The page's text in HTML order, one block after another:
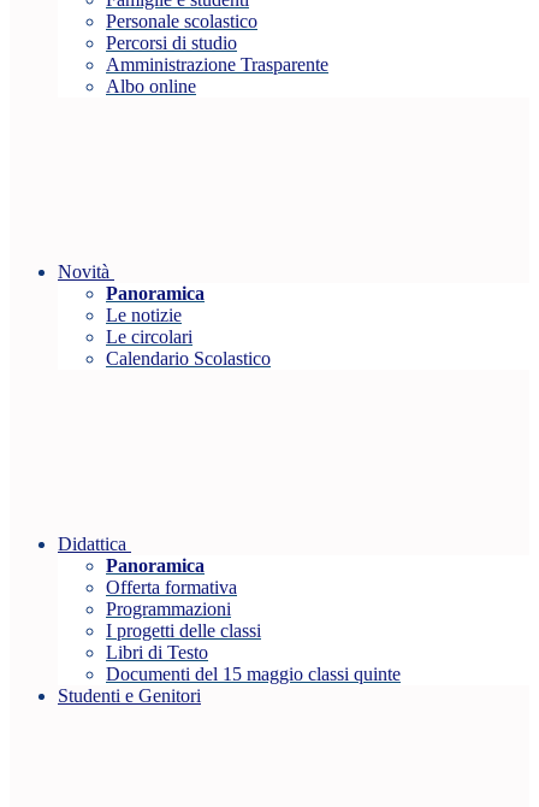
Personale scolastico
Percorsi di studio
Amministrazione Trasparente
Albo online
Novità
Panoramica
Le notizie
Le circolari
Calendario Scolastico
Didattica
Panoramica
Offerta formativa
Programmazioni
I progetti delle classi
Libri di Testo
Documenti del 15 maggio classi quinte
Studenti e Genitori